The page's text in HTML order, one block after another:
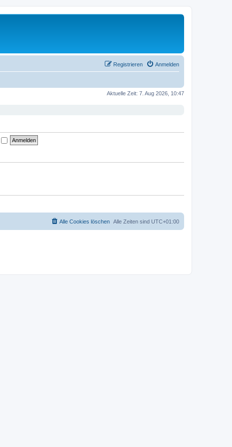
Anmelden
Registrieren
Aktuelle Zeit: 7. Aug 2026, 10:47
Alle Zeiten sind UTC+01:00
Alle Cookies löschen